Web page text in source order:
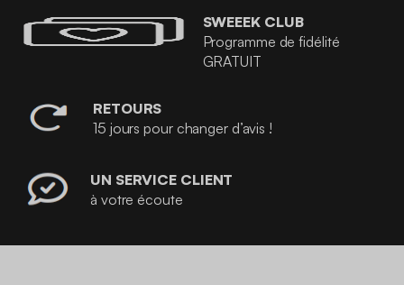
SWEEEK CLUB
Programme de fidélité
GRATUIT
RETOURS
15 jours pour changer d’avis !
UN SERVICE CLIENT
à votre écoute